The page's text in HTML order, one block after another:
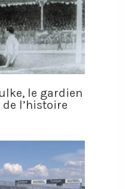
le gardien
l’histoire